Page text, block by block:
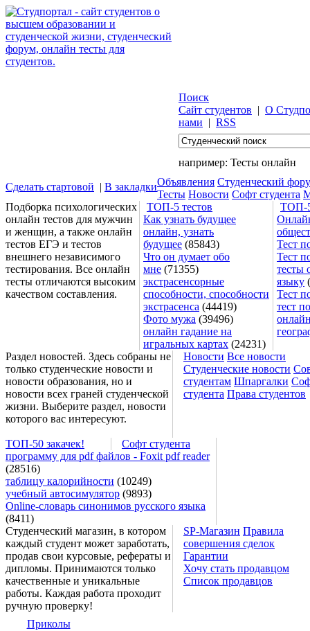
Поиск
Сайт студентов | О
нами | RSS
например: Тесты онлайн
Сделать стартовой | В закладкиОбъявления Студенческий
Тесты Новости Софт студента
Подборка психологических
онлайн тестов для мужчин
и женщин, а также онлайн
тестов ЕГЭ и тестов
внешнего независимого
тестирования. Все онлайн
тесты отличаются высоким
качеством составления.
ТОП-5 тестов
ТОП-
Как узнать будущее
онлайн, узнать
будущее (85843)
Что он думает обо
мне (71355)
экстрасенсорные
способности, способности
экстрасенса (44419)
Фото мужа (39496)
онлайн гадание на
игральных картах (24231)
Тест
Тест
тесты
языку
Тест
тест
Раздел новостей. Здесь собраны не
только студенческие новости и
новости образования, но и
новости всех граней студенческой
жизни. Выберите раздел, новости
которого вас интересуют.
Новости Все новости
Студенческие новости
студентам Шпаргалки
студента Права студентов
ТОП-50 закачек!
Софт студента
программу для pdf файлов - Foxit pdf reader
(28516)
таблицу калорийности (10249)
учебный автосимулятор (9893)
Online-словарь синонимов русского языка
(8411)
Студенческий магазин, в котором
каждый студент может заработать,
продав свои курсовые, рефераты и
дипломы. Принимаются только
качественные и уникальные
работы. Каждая работа проходит
ручную проверку!
SP-Магазин Правила
совершения сделок
Гарантии
Хочу стать продавцом
Список продавцов
Приколы